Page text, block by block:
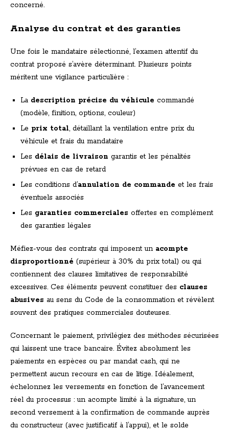
concerné.
Analyse du contrat et des garanties
Une fois le mandataire sélectionné, l’examen attentif du
contrat proposé s’avère déterminant. Plusieurs points
méritent une vigilance particulière :
La description précise du véhicule commandé
(modèle, finition, options, couleur)
Le prix total, détaillant la ventilation entre prix du
véhicule et frais du mandataire
Les délais de livraison garantis et les pénalités
prévues en cas de retard
Les conditions d’annulation de commande et les frais
éventuels associés
Les garanties commerciales offertes en complément
des garanties légales
Méfiez-vous des contrats qui imposent un acompte
disproportionné (supérieur à 30% du prix total) ou qui
contiennent des clauses limitatives de responsabilité
excessives. Ces éléments peuvent constituer des clauses
abusives au sens du Code de la consommation et révèlent
souvent des pratiques commerciales douteuses.
Concernant le paiement, privilégiez des méthodes sécurisées
qui laissent une trace bancaire. Évitez absolument les
paiements en espèces ou par mandat cash, qui ne
permettent aucun recours en cas de litige. Idéalement,
échelonnez les versements en fonction de l’avancement
réel du processus : un acompte limité à la signature, un
second versement à la confirmation de commande auprès
du constructeur (avec justificatif à l’appui), et le solde